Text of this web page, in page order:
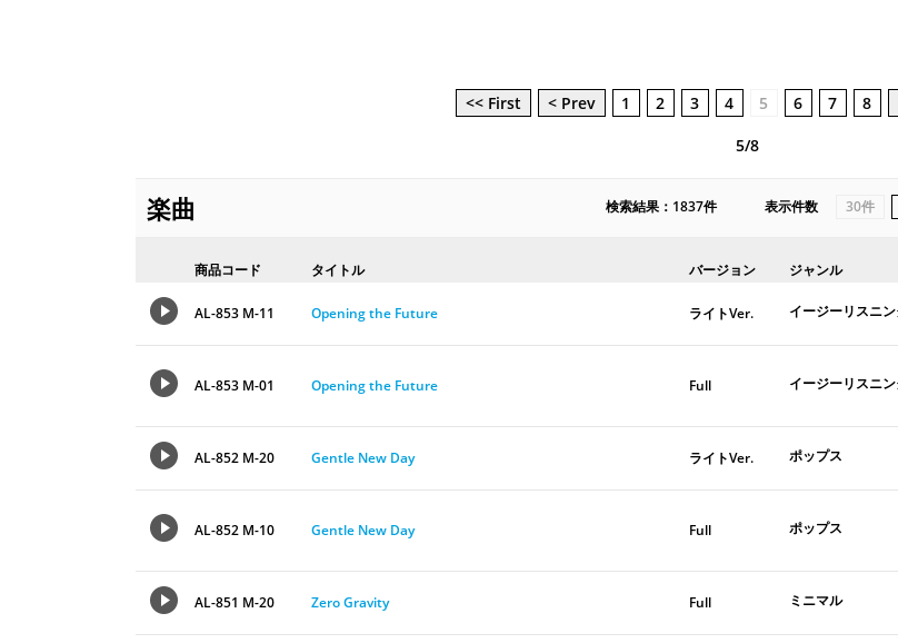
<< First < Prev 1 2 3 4 5 6 7 8
5/8
楽曲 検索結果：1837件 表示件数 30件
商品コード タイトル バージョン ジャンル
AL-853 M-11 Opening the Future ライトVer. イージーリスニ
AL-853 M-01 Opening the Future Full イージーリスニ
AL-852 M-20 Gentle New Day ライトVer. ポップス
AL-852 M-10 Gentle New Day Full ポップス
AL-851 M-20 Zero Gravity Full ミニマル